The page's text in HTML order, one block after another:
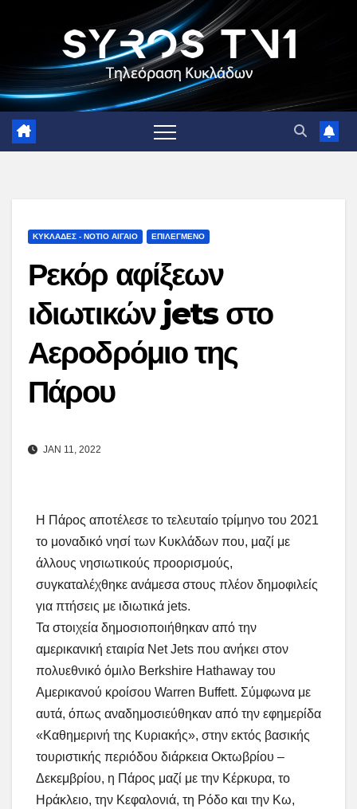
ΚΥΚΛΑΔΕΣ - ΝΟΤΙΟ ΑΙΓΑΙΟ ΕΠΙΛΕΓΜΕΝΟ
Ρεκόρ αφίξεων
ιδιωτικών jets στο
Αεροδρόμιο της
Πάρου
JAN 11, 2022
Η Πάρος αποτέλεσε το τελευταίο τρίμηνο του 2021
το μοναδικό νησί των Κυκλάδων που, μαζί με
άλλους νησιωτικούς προορισμούς,
συγκαταλέχθηκε ανάμεσα στους πλέον δημοφιλείς
για πτήσεις με ιδιωτικά jets.
Τα στοιχεία δημοσιοποιήθηκαν από την
αμερικανική εταιρία Net Jets που ανήκει στον
πολυεθνικό όμιλο Berkshire Hathaway του
Αμερικανού κροίσου Warren Buffett. Σύμφωνα με
αυτά, όπως αναδημοσιεύθηκαν από την εφημερίδα
«Καθημερινή της Κυριακής», στην εκτός βασικής
τουριστικής περιόδου διάρκεια Οκτωβρίου –
Δεκεμβρίου, η Πάρος μαζί με την Κέρκυρα, το
Ηράκλειο, την Κεφαλονιά, τη Ρόδο και την Κω,